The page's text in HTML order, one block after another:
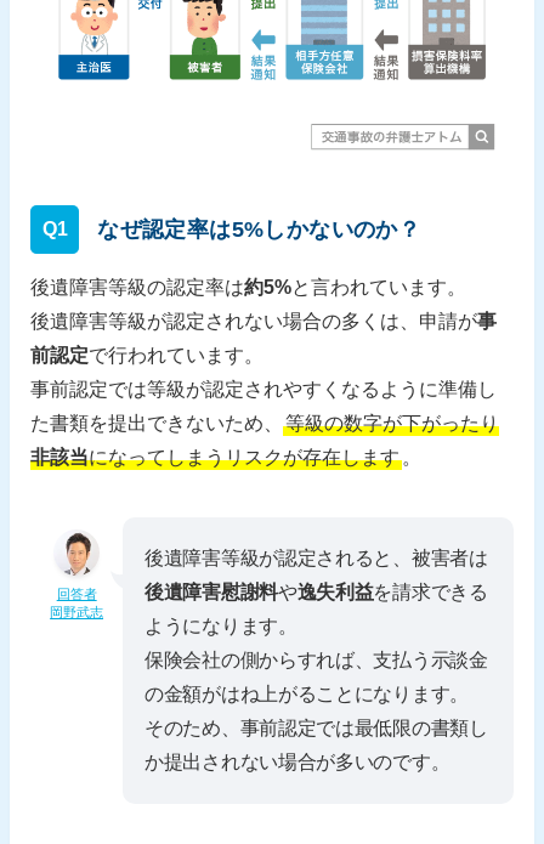
Q1 なぜ認定率は5%しかないのか？
後遺障害等級の認定率は約5%と言われています。
後遺障害等級が認定されない場合の多くは、申請が事
前認定で行われています。
事前認定では等級が認定されやすくなるように準備し
た書類を提出できないため、等級の数字が下がったり
非該当になってしまうリスクが存在します 。
回答者
岡野武志
後遺障害等級が認定されると、被害者は
後遺障害慰謝料や逸失利益を請求できる
ようになります。
保険会社の側からすれば、支払う示談金
の金額がはね上がることになります。
そのため、事前認定では最低限の書類し
か提出されない場合が多いのです。